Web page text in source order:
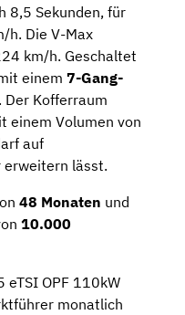
8,5 Sekunden, für
h. Die V-Max
km/h. Geschaltet
einem 7-Gang-
. Der Kofferraum
einem Volumen von
auf
erweitern lässt.
48 Monaten und
10.000
eTSI OPF 110kW
monatlich